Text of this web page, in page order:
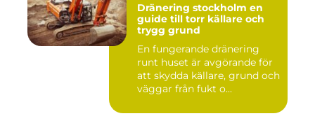
Dränering stockholm en
guide till torr källare och
trygg grund
En fungerande dränering
runt huset är avgörande för
att skydda källare, grund och
väggar från fukt o...